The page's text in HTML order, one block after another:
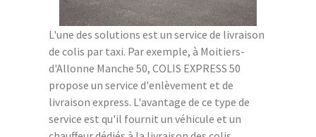
L'une des solutions est un service de livraison
de colis par taxi. Par exemple, à Moitiers-
d'Allonne Manche 50, COLIS EXPRESS 50
propose un service d'enlèvement et de
livraison express. L'avantage de ce type de
service est qu'il fournit un véhicule et un